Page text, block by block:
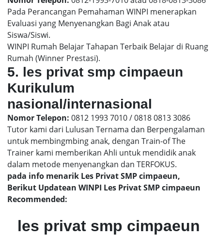
Pada Perancangan Pemahaman WINPI menerapkan
Evaluasi yang Menyenangkan Bagi Anak atau
Siswa/Siswi.
WINPI Rumah Belajar Tahapan Terbaik Belajar di Ruang
Rumah (Winner Prestasi).
5. les privat smp cimpaeun
Kurikulum
nasional/internasional
Nomor Telepon: 0812 1993 7010 / 0818 0813 3086
Tutor kami dari Lulusan Ternama dan Berpengalaman
untuk membingmbing anak, dengan Train-of The
Trainer kami memberikan Ahli untuk mendidik anak
dalam metode menyenangkan dan TERFOKUS.
pada info menarik Les Privat SMP cimpaeun,
Berikut Updatean WINPI Les Privat SMP cimpaeun
Recommended:
les privat smp cimpaeun